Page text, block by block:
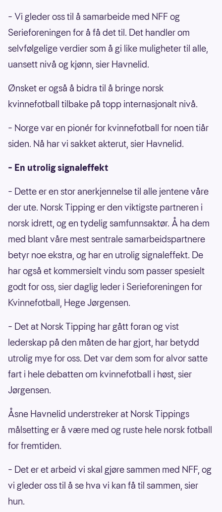
– Vi gleder oss til å samarbeide med NFF og
Serieforeningen for å få det til. Det handler om
selvfølgelige verdier som å gi like muligheter til alle,
uansett nivå og kjønn, sier Havnelid.
Ønsket er også å bidra til å bringe norsk
kvinnefotball tilbake på topp internasjonalt nivå.
– Norge var en pionér for kvinnefotball for noen tiår
siden. Nå har vi sakket akterut, sier Havnelid.
– En utrolig signaleffekt
– Dette er en stor anerkjennelse til alle jentene våre
der ute. Norsk Tipping er den viktigste partneren i
norsk idrett, og en tydelig samfunnsaktør. Å ha dem
med blant våre mest sentrale samarbeidspartnere
betyr noe ekstra, og har en utrolig signaleffekt. De
har også et kommersielt vindu som passer spesielt
godt for oss, sier daglig leder i Serieforeningen for
Kvinnefotball, Hege Jørgensen.
– Det at Norsk Tipping har gått foran og vist
lederskap på den måten de har gjort, har betydd
utrolig mye for oss. Det var dem som for alvor satte
fart i hele debatten om kvinnefotball i høst, sier
Jørgensen.
Åsne Havnelid understreker at Norsk Tippings
målsetting er å være med og ruste hele norsk fotball
for fremtiden.
– Det er et arbeid vi skal gjøre sammen med NFF, og
vi gleder oss til å se hva vi kan få til sammen, sier
hun.